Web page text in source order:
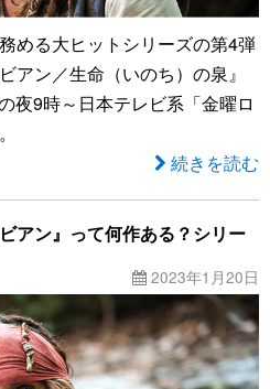
める大ヒットシリーズの第4弾
アン／生命（いのち）の泉』
夜9時～日本テレビ系「金曜ロ
続きを読む
アン』って何作ある？シリー
2023年1月20日